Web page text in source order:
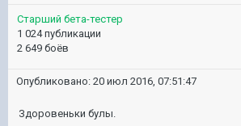
Старший бета-тестер
1 024 публикации
2 649 боёв
Опубликовано: 20 июл 2016, 07:51:47
Здоровеньки булы.